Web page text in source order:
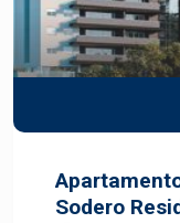
Sodero